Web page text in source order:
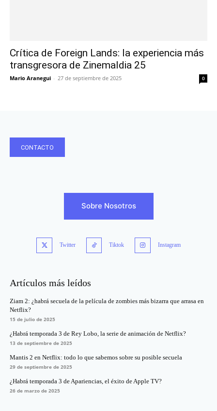
Crítica de Foreign Lands: la experiencia más
transgresora de Zinemaldia 25
Mario Aranegui - 27 de septiembre de 2025 0
CONTACTO
Sobre Nosotros
Twitter Tiktok Instagram
Artículos más leídos
Ziam 2: ¿habrá secuela de la película de zombies más bizarra que arrasa en
Netflix?
15 de julio de 2025
¿Habrá temporada 3 de Rey Lobo, la serie de animación de Netflix?
13 de septiembre de 2025
Mantis 2 en Netflix: todo lo que sabemos sobre su posible secuela
29 de septiembre de 2025
¿Habrá temporada 3 de Apariencias, el éxito de Apple TV?
26 de marzo de 2025